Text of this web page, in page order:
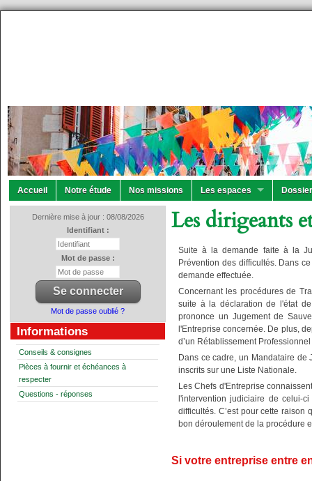
Accueil Notre étude Nos missions Les espaces
Dernière mise à jour : 08/08/2026
Identifiant :
Mot de passe :
Mot de passe oublié ?
Informations
Conseils & consignes
Pièces à fournir et échéances à
respecter
Questions - réponses
Les dirigeants
Suite à la demande faite à la
Prévention des difficultés. Dans
demande effectuée.
Concernant les procédures de
suite à la déclaration de l'état
prononce un Jugement de
l'Entreprise concernée. De plus,
d’un Rétablissement
Dans ce cadre, un Mandataire de
inscrits sur une Liste Nationale.
Les Chefs d'Entreprise
l'intervention judiciaire de celui-
difficultés. C’est pour cette
bon déroulement de la procédure
Si votre entreprise entre